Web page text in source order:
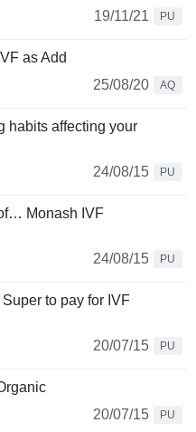
19/11/21
PU
as Add
25/08/20
AQ
habits affecting your
24/08/15
PU
Monash IVF
24/08/15
PU
to pay for IVF
20/07/15
PU
20/07/15
PU